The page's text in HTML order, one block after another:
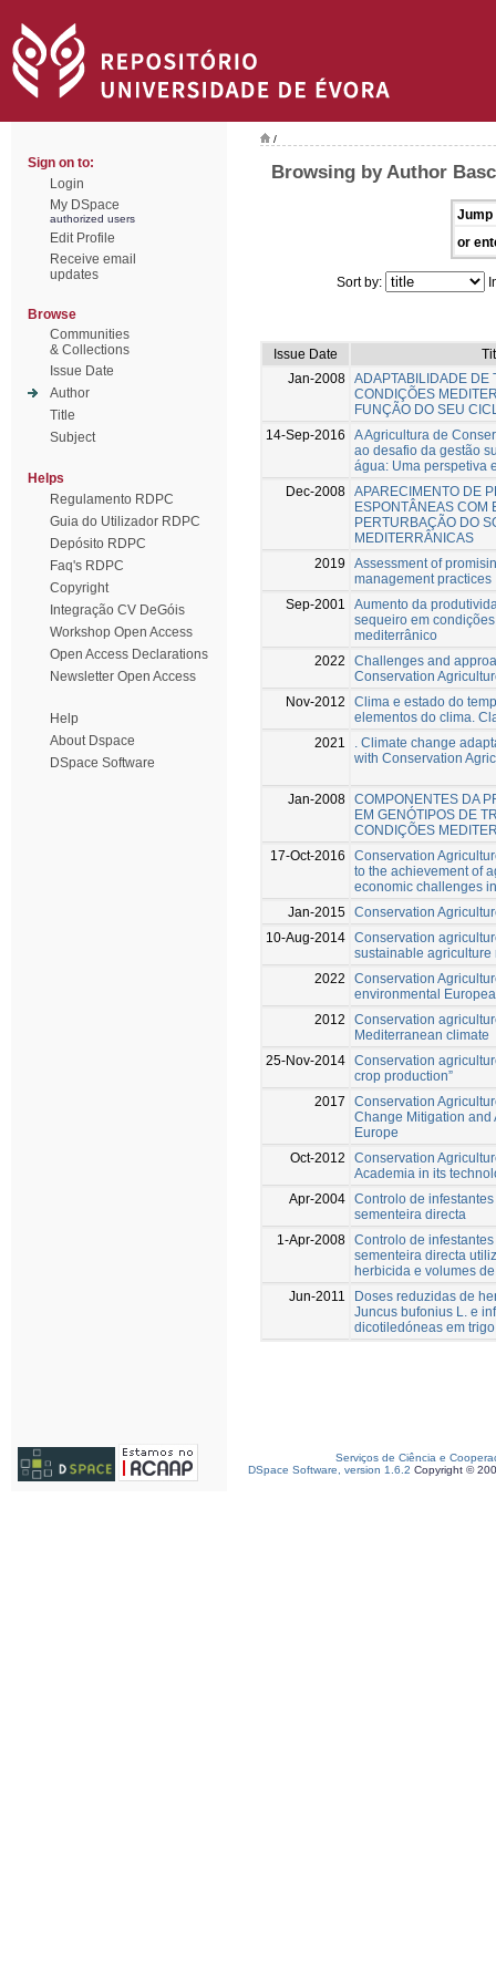
Sign on to:
Login
My DSpace
authorized users
Edit Profile
Receive email
updates
Browse
Communities
& Collections
Issue Date
Author
Title
Subject
Helps
Regulamento RDPC
Guia do Utilizador RDPC
Depósito RDPC
Faq's RDPC
Copyright
Integração CV DeGóis
Workshop Open Access
Open Access Declarations
Newsletter Open Access
Help
About Dspace
DSpace Software
/
Browsing by Author
Jump
or
Sort by:
Issue Date
Jan-2008 ADAPTABILIDADE DE
CONDIÇÕES
FUNÇÃO DO SEU
14-Sep-2016
A Agricultura de
ao desafio da gestão
água: Uma perspetiva
Dec-2008 APARECIMENTO DE
ESPONTÂNEAS COM
PERTURBAÇÃO DO
MEDITERRÂNICAS
2019
Assessment of
management practices
Sep-2001
Aumento da
sequeiro em
mediterrânico
2022
Challenges and
Conservation
Nov-2012
Clima e estado do
elementos do clima.
2021
. Climate change
with Conservation
Jan-2008 COMPONENTES DA
EM GENÓTIPOS DE
CONDIÇÕES
17-Oct-2016
Conservation
to the achievement of
economic challenges
Jan-2015 Conservation
10-Aug-2014 Conservation
sustainable agriculture
2022
Conservation
environmental
2012
Conservation
Mediterranean climate
25-Nov-2014 Conservation
crop production”
2017
Conservation
Change Mitigation and
Europe
Oct-2012
Conservation
Academia in its
Apr-2004 Controlo de
sementeira directa
1-Apr-2008 Controlo de
sementeira directa
herbicida e volumes
Jun-2011
Doses reduzidas de
Juncus bufonius L. e
dicotiledóneas em
Serviços de Ciência e
DSpace Software, version 1.6.2 Copyright ©